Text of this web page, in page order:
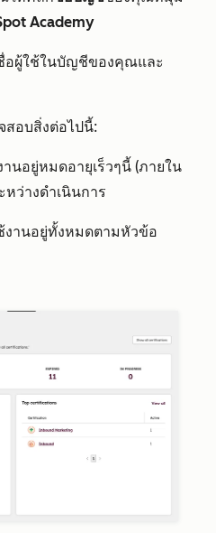
Academy
อผู้ใช้ในบัญชีของคุณและ
สอบสิ่งต่อไปนี้:
นอยู่หมดอายุเร็วๆนี้ (ภายใน
ว่างดำเนินการ
านอยู่ทั้งหมดตามหัวข้อ